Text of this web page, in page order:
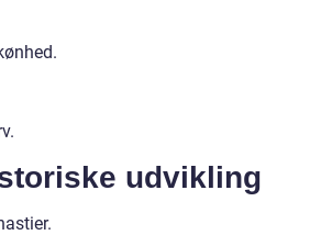
udvikling